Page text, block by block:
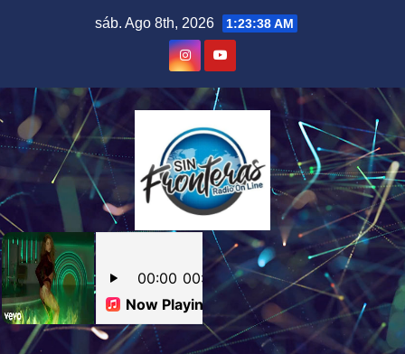
sáb. Ago 8th, 2026 1:23:39 AM